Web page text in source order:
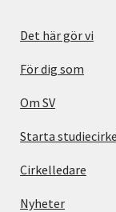
Det här gör vi
För dig som
Om SV
Starta
Cirkelledare
Nyheter